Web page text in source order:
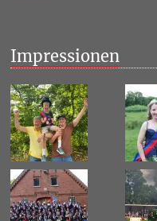
Impressionen